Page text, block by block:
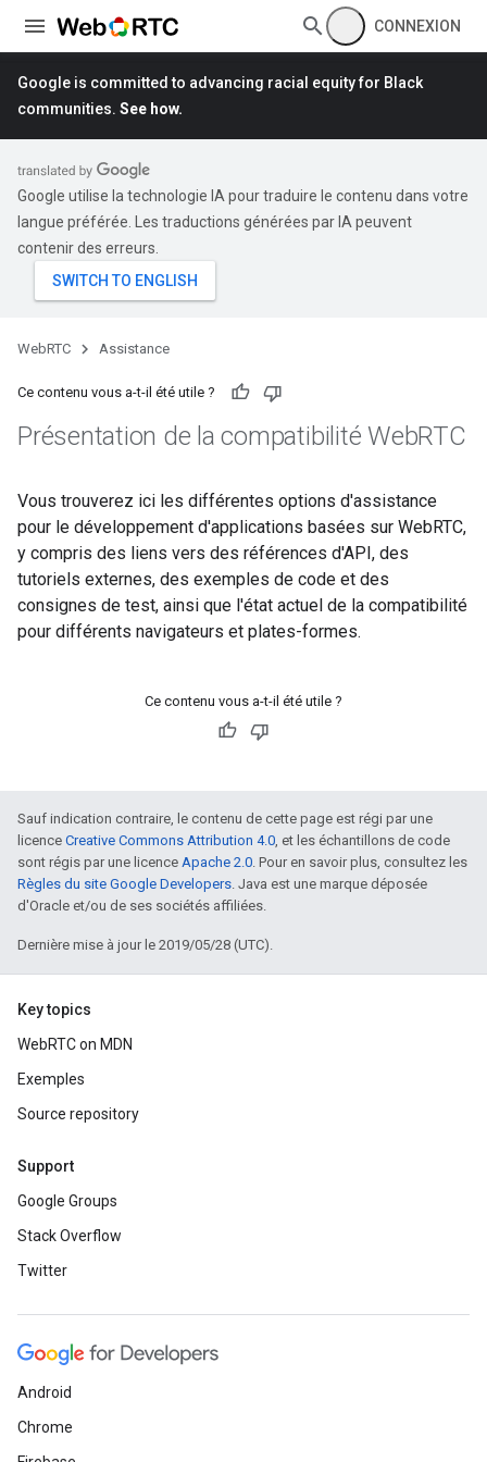
CONNEXION
Google is committed to advancing racial equity for Black
communities. See how.
Google utilise la technologie IA pour traduire le contenu dans votre
langue préférée. Les traductions générées par IA peuvent
contenir des erreurs.
WebRTC Assistance
Ce contenu vous a-t-il été utile ?
Présentation de la compatibilité WebRTC
Vous trouverez ici les différentes options d'assistance
pour le développement d'applications basées sur WebRTC,
y compris des liens vers des références d'API, des
tutoriels externes, des exemples de code et des
consignes de test, ainsi que l'état actuel de la compatibilité
pour différents navigateurs et plates-formes.
Ce contenu vous a-t-il été utile ?
Sauf indication contraire, le contenu de cette page est régi par une
licence Creative Commons Attribution 4.0, et les échantillons de code
sont régis par une licence Apache 2.0. Pour en savoir plus, consultez les
Règles du site Google Developers. Java est une marque déposée
d'Oracle et/ou de ses sociétés affiliées.
Dernière mise à jour le 2019/05/28 (UTC).
Key topics
WebRTC on MDN
Exemples
Source repository
Support
Google Groups
Stack Overflow
Twitter
Android
Chrome